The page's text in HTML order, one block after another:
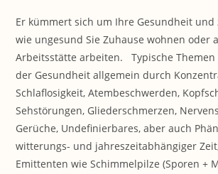
Er kümmert sich um Ihre Gesundheit und
wie ungesund Sie Zuhause wohnen oder
Arbeitsstätte arbeiten. Typische Themen
der Gesundheit allgemein durch
Schlaflosigkeit, Atembeschwerden,
Sehstörungen, Gliederschmerzen,
Gerüche, Undefinierbares, aber auch
witterungs- und jahreszeitabhängiger
Emittenten wie Schimmelpilze (Sporen +